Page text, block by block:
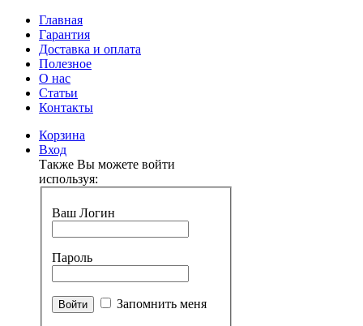
Главная
Гарантия
Доставка и оплата
Полезное
О нас
Статьи
Контакты
Корзина
Вход
Также Вы можете войти
используя:
Ваш Логин
Пароль
Запомнить меня